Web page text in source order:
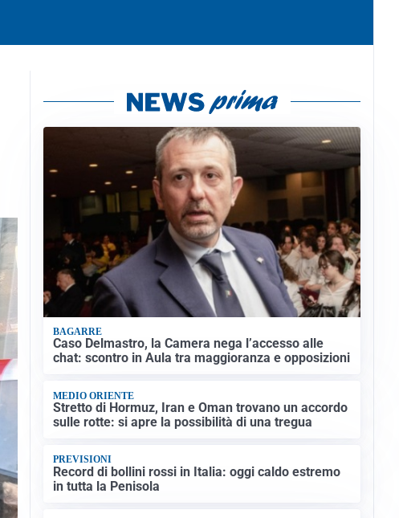
BAGARRE
Caso Delmastro, la Camera nega l’accesso alle
chat: scontro in Aula tra maggioranza e opposizioni
MEDIO ORIENTE
Stretto di Hormuz, Iran e Oman trovano un accordo
sulle rotte: si apre la possibilità di una tregua
PREVISIONI
Record di bollini rossi in Italia: oggi caldo estremo
in tutta la Penisola